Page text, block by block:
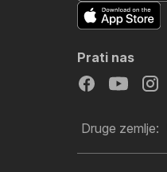
Prati nas
Druge zemlje: